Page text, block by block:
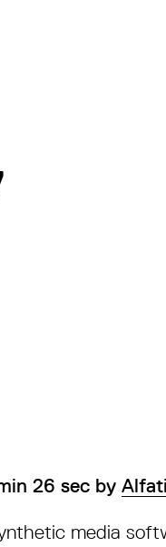
26 sec by
media